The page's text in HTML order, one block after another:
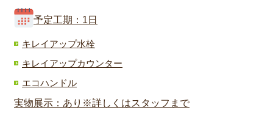
予定工期：1日
キレイアップ水栓
キレイアップカウンター
エコハンドル
実物展示：あり※詳しくはスタッフまで